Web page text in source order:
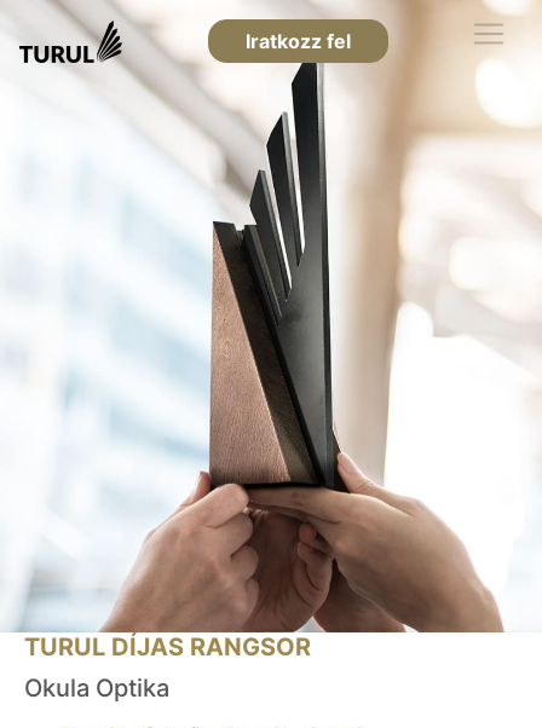
Iratkozz fel
TURUL DÍJAS RANGSOR
Okula Optika